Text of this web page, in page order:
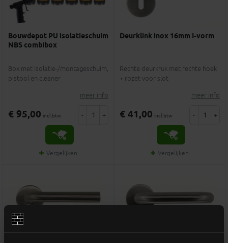
Bouwdepot PU isolatieschuim
NBS combibox
Box met isolatie-/montageschuim,
pistool en cleaner
meer info
€ 95,00 incl.btw - +
Vergelijken
Deurklink inox 16mm I-vorm
Rechte deurkruk met rechte hoek
+ rozet voor slot
meer info
€ 41,00 incl.btw - +
Vergelijken